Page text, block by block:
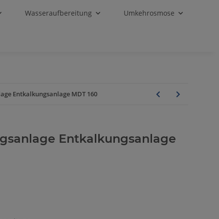
Wasseraufbereitung Umkehrosmose
Entkalkungsanlage MDT 160
Entkalkungsanlage